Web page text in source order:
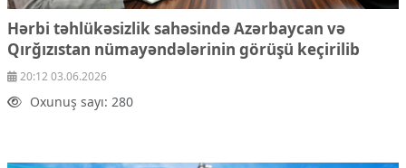
Hərbi təhlükəsizlik sahəsində Azərbaycan və
Qırğızıstan nümayəndələrinin görüşü keçirilib
20:12 03.06.2026
Oxunuş sayı: 280